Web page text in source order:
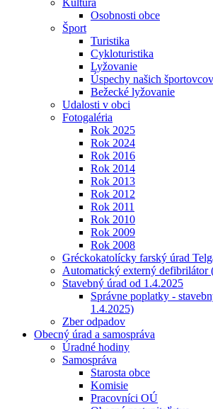
Osobnosti obce
Šport
Turistika
Cykloturistika
Lyžovanie
Úspechy našich športovcov
Bežecké lyžovanie
Udalosti v obci
Fotogaléria
Rok 2025
Rok 2024
Rok 2016
Rok 2014
Rok 2013
Rok 2012
Rok 2011
Rok 2010
Rok 2009
Rok 2008
Gréckokatolícky farský úrad
Automatický externý defibrilátor
Stavebný úrad od 1.4.2025
Správne poplatky -
1.4.2025)
Zber odpadov
Obecný úrad a samospráva
Úradné hodiny
Samospráva
Starosta obce
Komisie
Pracovníci OÚ